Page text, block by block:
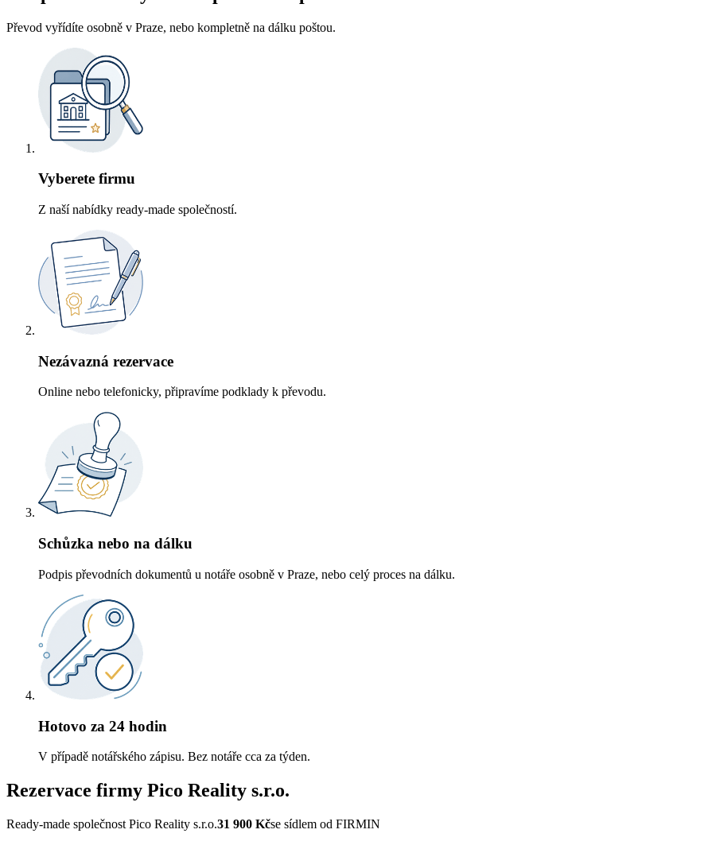
Převod vyřídíte osobně v Praze, nebo kompletně na dálku poštou.
Vyberete firmu
Z naší nabídky ready-made společností.
Nezávazná rezervace
Online nebo telefonicky, připravíme podklady k převodu.
Schůzka nebo na dálku
Podpis převodních dokumentů u notáře osobně v Praze, nebo celý proces na dálku.
Hotovo za 24 hodin
V případě notářského zápisu. Bez notáře cca za týden.
Rezervace firmy Pico Reality s.r.o.
Ready-made společnost Pico Reality s.r.o.31 900 Kčse sídlem od FIRMIN